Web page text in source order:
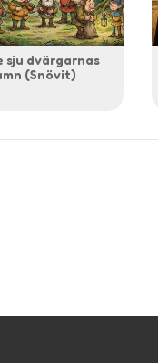
sju dvärgarnas
(Snövit)